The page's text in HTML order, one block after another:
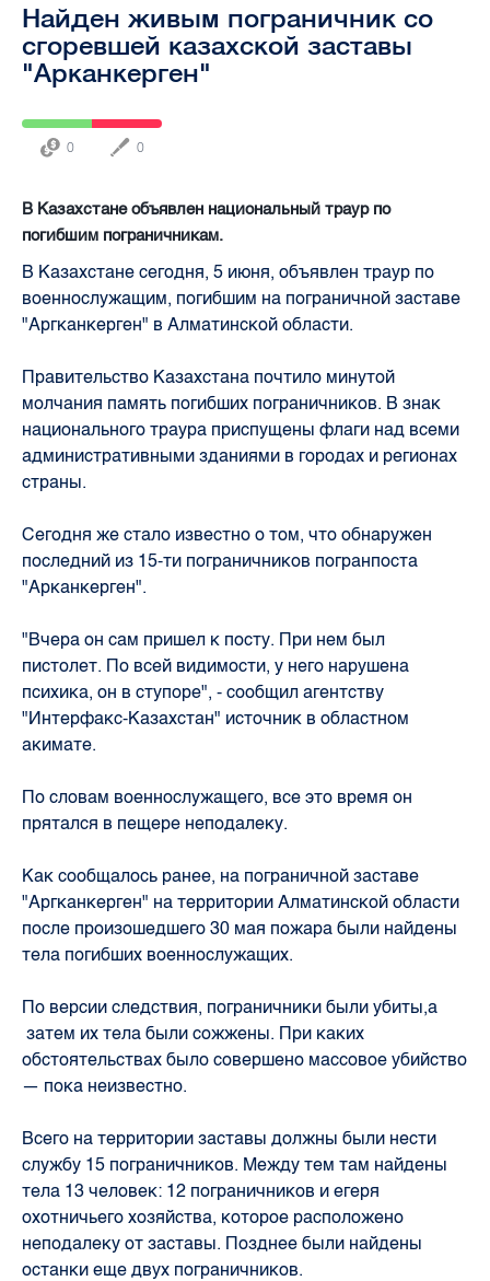
Найден живым пограничник со
сгоревшей казахской заставы
"Арканкерген"
0 0
В Казахстане объявлен национальный траур по
погибшим пограничникам.
В Казахстане сегодня, 5 июня, объявлен траур по
военнослужащим, погибшим на пограничной заставе
"Аргканкерген" в Алматинской области.
Правительство Казахстана почтило минутой
молчания память погибших пограничников. В знак
национального траура приспущены флаги над всеми
административными зданиями в городах и регионах
страны.
Сегодня же стало известно о том, что обнаружен
последний из 15-ти пограничников погранпоста
"Арканкерген".
"Вчера он сам пришел к посту. При нем был
пистолет. По всей видимости, у него нарушена
психика, он в ступоре", - сообщил агентству
"Интерфакс-Казахстан" источник в областном
акимате.
По словам военнослужащего, все это время он
прятался в пещере неподалеку.
Как сообщалось ранее, на пограничной заставе
"Аргканкерген" на территории Алматинской области
после произошедшего 30 мая пожара были найдены
тела погибших военнослужащих.
По версии следствия, пограничники были убиты,а
затем их тела были сожжены. При каких
обстоятельствах было совершено массовое убийство
— пока неизвестно.
Всего на территории заставы должны были нести
службу 15 пограничников. Между тем там найдены
тела 13 человек: 12 пограничников и егеря
охотничьего хозяйства, которое расположено
неподалеку от заставы. Позднее были найдены
останки еще двух пограничников.